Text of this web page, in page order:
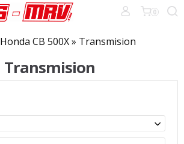
0
Honda CB 500X» Transmision
Transmision